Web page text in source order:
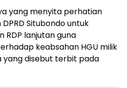
yang menyita perhatian
Situbondo untuk
RDP lanjutan guna
keabsahan HGU milik
yang disebut terbit pada